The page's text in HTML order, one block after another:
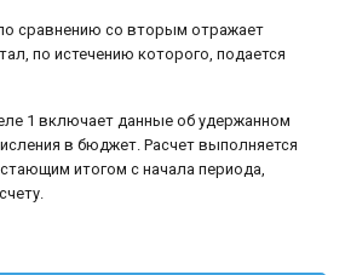
сравнению со вторым отражает
по истечению которого, подается
1 включает данные об удержанном
в бюджет. Расчет выполняется
итогом с начала периода,